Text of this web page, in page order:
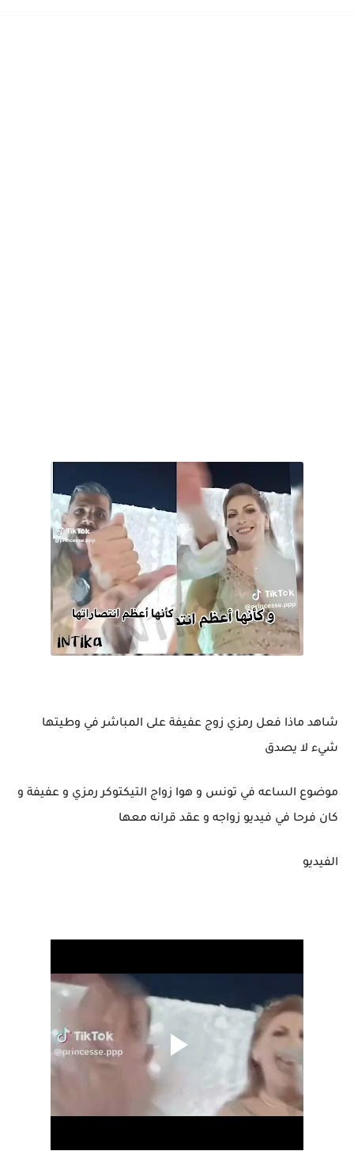
شاهد ماذا فعل رمزي زوج عفيفة على المباشر في وطيتها
شيء لا يصدق
موضوع الساعه في تونس و هوا زواج التيكتوكر رمزي و عفيفة و
كان فرحا في فيديو زواجه و عقد قرانه معها
الفيديو